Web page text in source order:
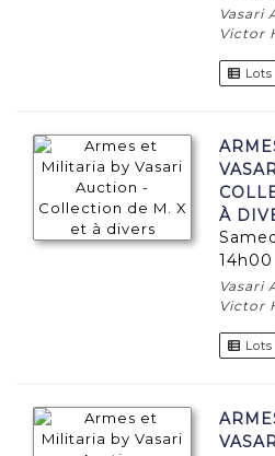
Vasari
Victor
Lots
À
samedi 20 juillet 2024 à
14h00
Vasari
Victor
Lots